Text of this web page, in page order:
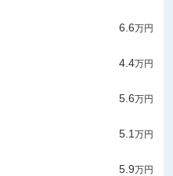
6.6万円
4.4万円
5.6万円
5.1 万円
5.9万円